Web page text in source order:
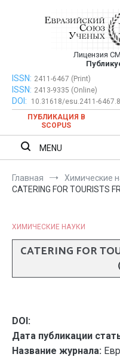
Лицензия
Евразийский Союз
ISSN: 2411-6467 (Print)
ISSN: 2413-9335 (Online)
DOI:
10.31618/esu.2411-
ПУБЛИКАЦИЯ В
SCOPUS
MENU
Главная
Химические
CATERING FOR TOURISTS
ХИМИЧЕСКИЕ НАУКИ
CATERING FOR
DOI:
Дата публикации
Название журнала: